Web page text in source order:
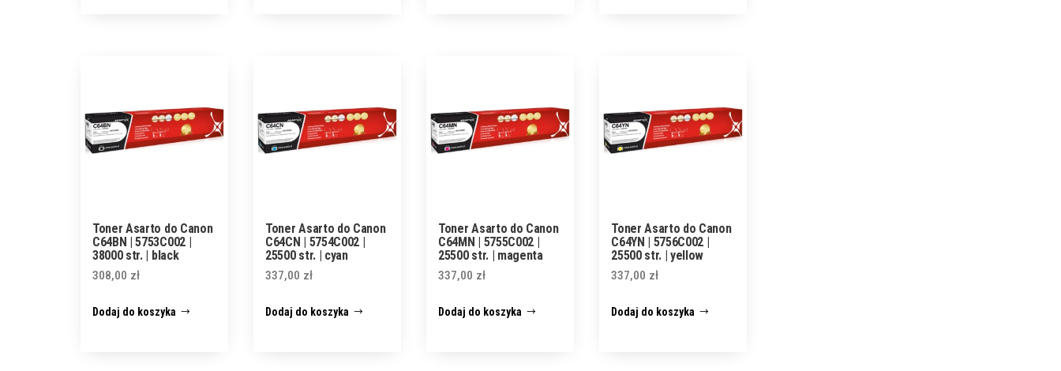
Toner Asarto do Canon
C64BN | 5753C002 |
38000 str. | black
308,00 zł
Dodaj do koszyka
Toner Asarto do Canon
C64CN | 5754C002 |
25500 str. | cyan
337,00 zł
Dodaj do koszyka
Toner Asarto do Canon
C64MN | 5755C002 |
25500 str. | magenta
337,00 zł
Dodaj do koszyka
Toner Asarto do Canon
C64YN | 5756C002 |
25500 str. | yellow
337,00 zł
Dodaj do koszyka